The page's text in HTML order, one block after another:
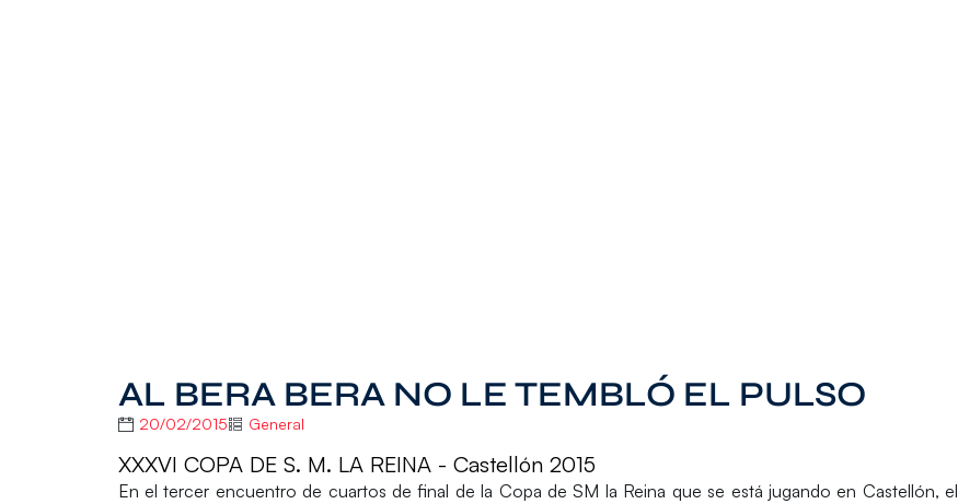
AL BERA BERA NO LE TEMBLÓ EL PULSO
20/02/2015 General
XXXVI COPA DE S. M. LA REINA - Castellón 2015
En el tercer encuentro de cuartos de final de la Copa de SM la Reina que se está jugando en Castellón, el